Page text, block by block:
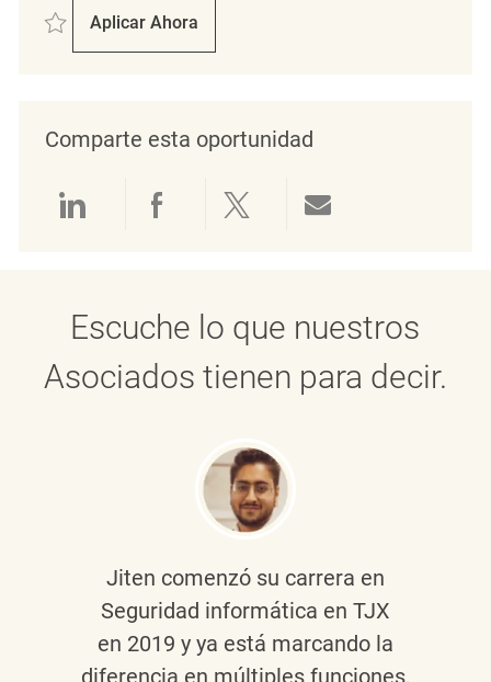
Salvar Jefe/a de equipo (Contrato nocturno) REQ125103
Aplicar Ahora
Jefe/a De Equipo (Contrato Nocturno)
Comparte esta oportunidad
Compartir a través de LinkedIn
Compartir a través de
Compartir a través
Escuche lo que nuestros
Asociados tienen para decir.
Jiten comenzó su carrera en
Seguridad informática en TJX
en 2019 y ya está marcando la
diferencia en múltiples funciones,